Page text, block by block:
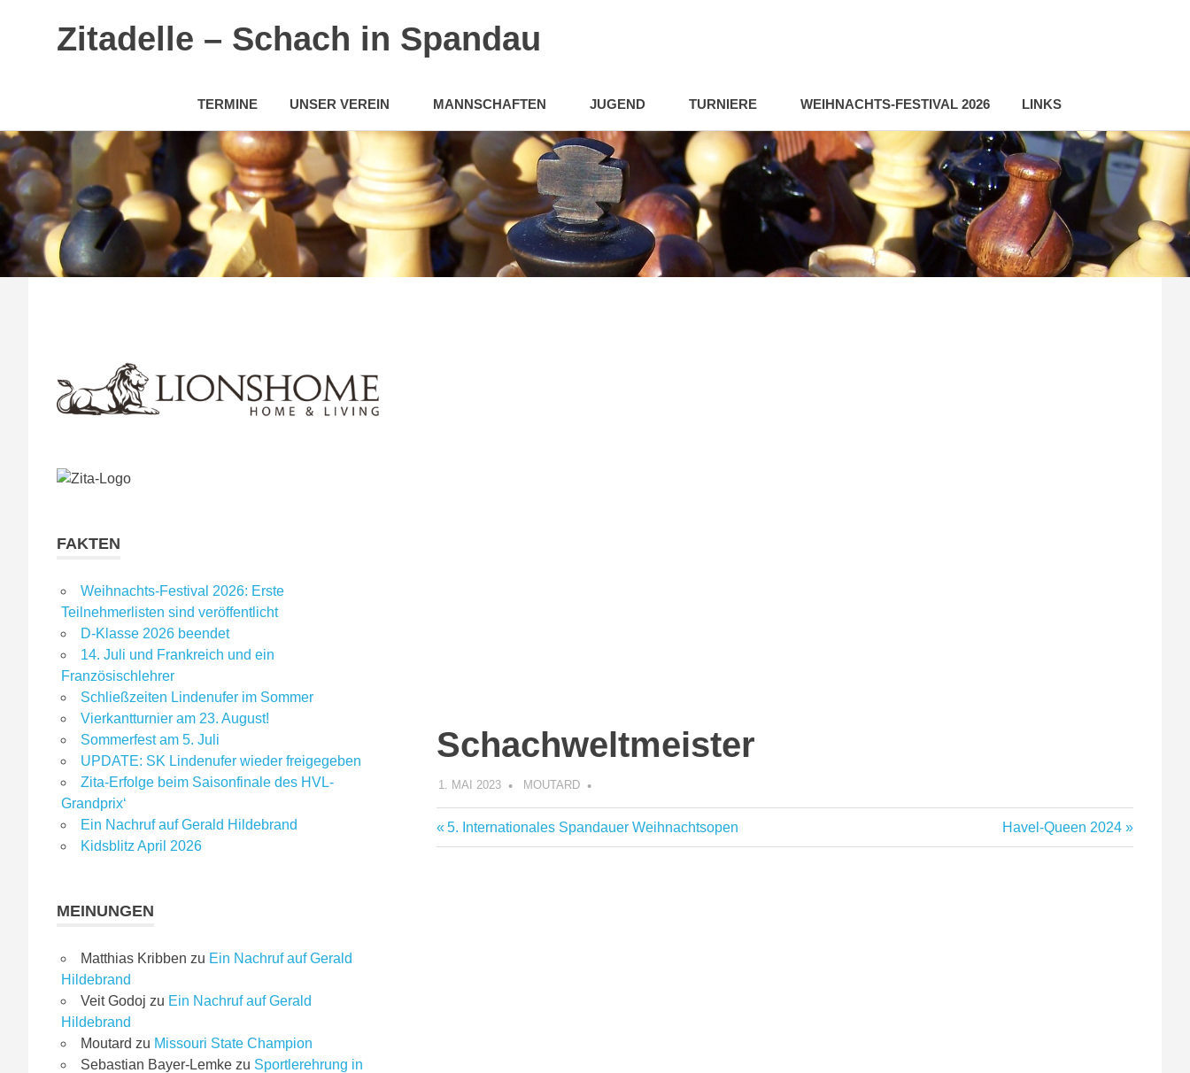
Zum
Inhalt
springen
Zitadelle – Schach in Spandau
TERMINE UNSER VEREIN MANNSCHAFTEN JUGEND TURNIERE WEIHNACHTS-FESTIVAL 2026 LINKS
Schachweltmeister
1. MAI 2023 MOUTARD
Beitragsnavigation
Vorheriger
Beitrag:
5. Internationales Spandauer Weihnachtsopen
Nächster
Beitrag:
Havel-Queen 2024
FAKTEN
Weihnachts-Festival 2026: Erste
Teilnehmerlisten sind veröffentlicht
D-Klasse 2026 beendet
14. Juli und Frankreich und ein
Französischlehrer
Schließzeiten Lindenufer im Sommer
Vierkantturnier am 23. August!
Sommerfest am 5. Juli
UPDATE: SK Lindenufer wieder freigegeben
Zita-Erfolge beim Saisonfinale des HVL-
Grandprix‘
Ein Nachruf auf Gerald Hildebrand
Kidsblitz April 2026
MEINUNGEN
Matthias Kribben zu Ein Nachruf auf Gerald
Hildebrand
Veit Godoj zu Ein Nachruf auf Gerald
Hildebrand
Moutard zu Missouri State Champion
Sebastian Bayer-Lemkezu Sportlerehrung in